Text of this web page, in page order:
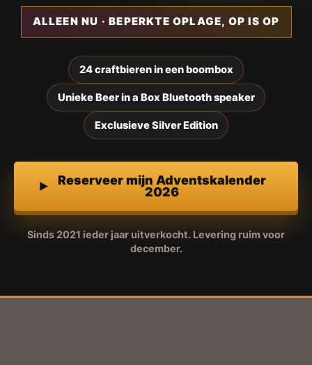
ALLEEN NU · BEPERKTE OPLAGE, OP IS OP
24 craftbieren in een boombox
Unieke Beer in a Box Bluetooth speaker
Exclusieve Silver Edition
Reserveer mijn Adventskalender
2026
Sinds 2021 ieder jaar uitverkocht. Levering ruim voor
december.